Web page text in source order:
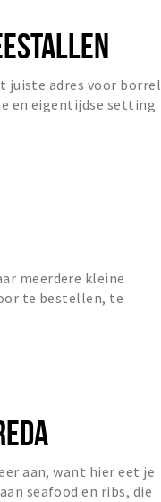
juiste adres voor borrel
en eigentijdse setting.
meerdere kleine
te bestellen, te
aan, want hier eet je
seafood en ribs, die